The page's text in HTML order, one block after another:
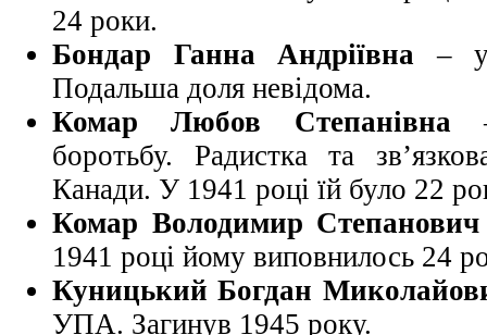
24 роки.
Бондар Ганна Андріївна – у
Подальша доля невідома.
Комар Любов Степанівна
боротьбу. Радистка та
Канади. У 1941 році їй було 22
Комар Володимир Степанович
1941 році йому виповнилось 24
Куницький Богдан
УПА. Загинув 1945 року.